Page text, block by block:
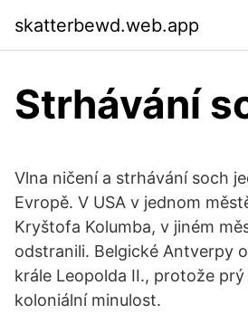
skatterbewd.web.app
Strhávání
Vlna ničení a strhávání soch
Evropě. V USA v jednom
Kryštofa Kolumba, v jiném
odstranili. Belgické Antverpy
krále Leopolda II., protože
koloniální minulost.